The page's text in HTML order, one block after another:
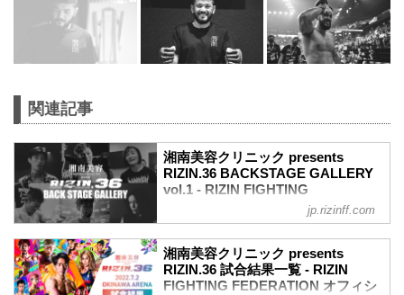
関連記事
湘南美容クリニック presents
RIZIN.36 BACKSTAGE GALLERY
vol.1 - RIZIN FIGHTING
FEDERATION オフィシャルサイト
収めた「BACKSTAGE GALLERY」
第1試合～第9試合までのvol.2はこちら
第13試合 ／鈴木博昭 vs. 平本蓮
jp.rizinff.com
湘南美容クリニック presents
RIZIN.36 試合結果一覧 - RIZIN
FIGHTING FEDERATION オフィシ